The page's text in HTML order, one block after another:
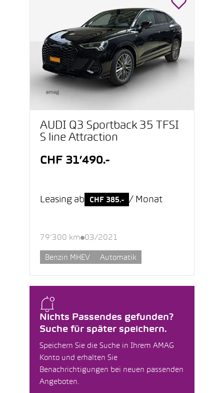
Nichts Passendes gefunden?
Suche für später speichern.
Speichern Sie die Suche in Ihrem AMAG
Konto und erhalten Sie
Benachrichtigungen bei neuen passenden
Angeboten.
AUDI Q3 Sportback 35 TFSI
S line Attraction
CHF 31’490.-
Leasing ab CHF 385.- / Monat
79’300 km 03/2021
Benzin MHEV Automatik